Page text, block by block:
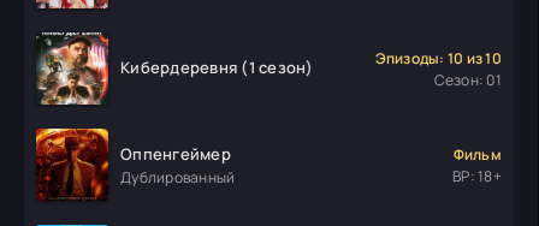
Кибердеревня (1 сезон)
Эпизоды: 10 из 10
Сезон: 01
Оппенгеймер
Дублированный
Фильм
ВР: 18+